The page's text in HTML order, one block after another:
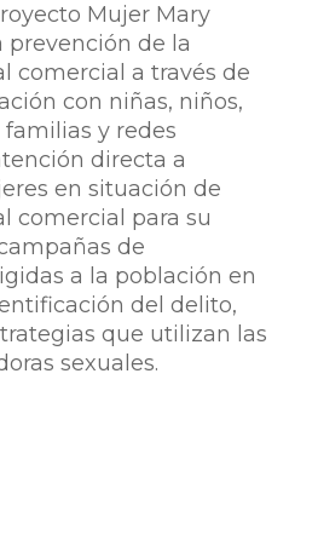
Mujer Mary
prevención de la
comercial a través de
con niñas, niños,
y redes
directa a
en situación de
comercial para su
de
a la población en
del delito,
que utilizan las
sexuales.